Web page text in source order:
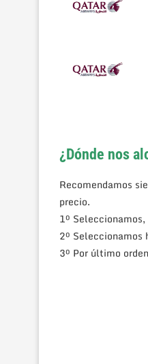
¿Dónde nos
Recomendamos
precio.
1º
2º Seleccionamos
3º Por último